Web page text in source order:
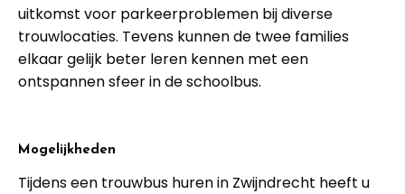
uitkomst voor parkeerproblemen bij diverse
trouwlocaties. Tevens kunnen de twee families
elkaar gelijk beter leren kennen met een
ontspannen sfeer in de schoolbus.
Mogelijkheden
Tijdens een trouwbus huren in Zwijndrecht heeft u